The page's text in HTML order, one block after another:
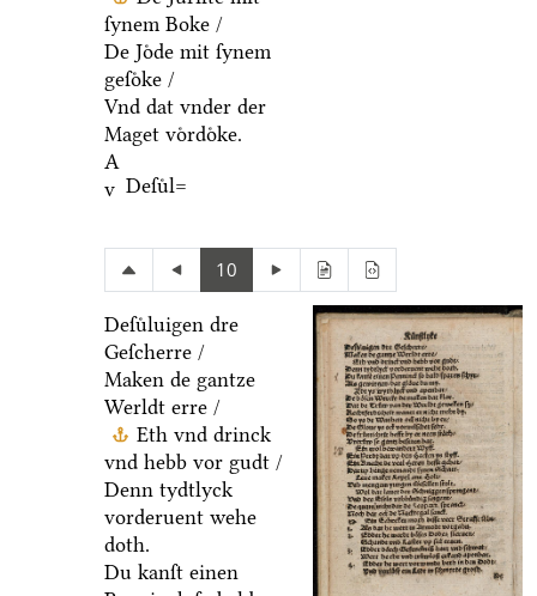
ſynem Boke /
De Joͤde mit ſynem
geſoͤke /
Vnd dat vnder der
Maget voͤrdoͤke.
A
v Deſuͤl=
10
Deſuͤluigen dre
Geſcherre /
Maken de gantze
Werldt erre /
Eth vnd drinck
vnd hebb vor gudt /
Denn tydtlyck
vorderuent wehe
doth.
Du kanſt einen